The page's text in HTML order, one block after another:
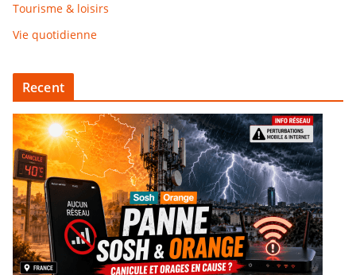
Tourisme & loisirs
Vie quotidienne
Recent